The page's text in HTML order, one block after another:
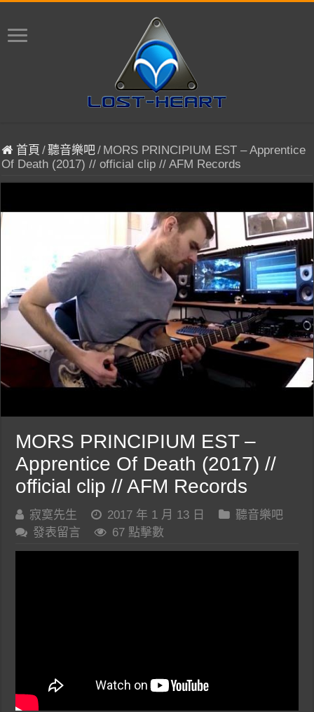
首頁 /聽音樂吧/ MORS PRINCIPIUM EST – Apprentice
Of Death (2017) // official clip // AFM Records
MORS PRINCIPIUM EST –
Apprentice Of Death (2017) //
official clip // AFM Records
寂寞先生 2017 年 1 月 13 日
聽音樂吧
發表留言
67 點擊數